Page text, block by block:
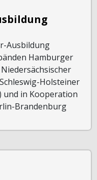
Ausbildung
Hamburger
Holsteiner
und in Kooperation
Brandenburg